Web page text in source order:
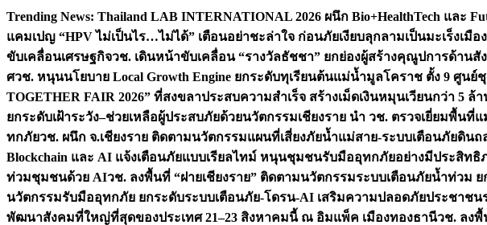
Skip
content
Trending News: Thailand LAB INTERNATIONAL 2026 ผนึก Bio+HealthTech แล
แคมเปญ “HPV ไม่เป็นไร…ไม่ได้” เตือนอย่าชะล่าใจ ก่อนภัยเงียบลุกลามเป็นมะเร็งเมือ
ขับเคลื่อนเศรษฐกิจวช. เดินหน้าขับเคลื่อน “รางวัลธัชชา” ยกย่องผู้สร้างคุณูปการด้าน
ศวช. หนุนนโยบาย Local Growth Engine ยกระดับทุเรียนต้นแม่น้ำมูลโคราช ตั้ง 9 ศูน
TOGETHER FAIR 2026” ที่สงขลาประสบความสำเร็จ สร้างเม็ดเงินหมุนเวียนกว่า 5
ยกระดับเฝ้าระวัง–ช่วยเหลือผู้ประสบภัยด้วยนวัตกรรมเชียงราย นำ วช. ตรวจเยี่ยมพื้น
ทกภัยวช. ผนึก จ.เชียงราย ติดตามนวัตกรรมแผนที่เสี่ยงภัยน้ำแม่สาย-ระบบเตือนภัยดิน
Blockchain และ AI แจ้งเตือนภัยแบบเรียลไทม์ หนุนชุมชนรับมืออุทกภัยอย่างมีประสิทธิ
ท่วมชุมชนด้วย AIวช. ลงพื้นที่ “ฝายเชียงราย” ติดตามนวัตกรรมระบบเตือนภัยน้ำท่วม
นวัตกรรมรับมืออุทกภัย ยกระดับระบบเตือนภัย-โดรน-AI เสริมความปลอดภัยประชาชน
พัฒนาสังคมที่ใหญ่ที่สุดของประเทศ 21–23 สิงหาคมนี้ ณ อิมแพ็ค เมืองทองธานีวช. ลงพื้